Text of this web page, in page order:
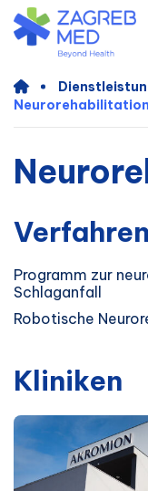
Neurorehabilitation
Verfahren
Programm zur
Schlaganfall
Robotische
Kliniken